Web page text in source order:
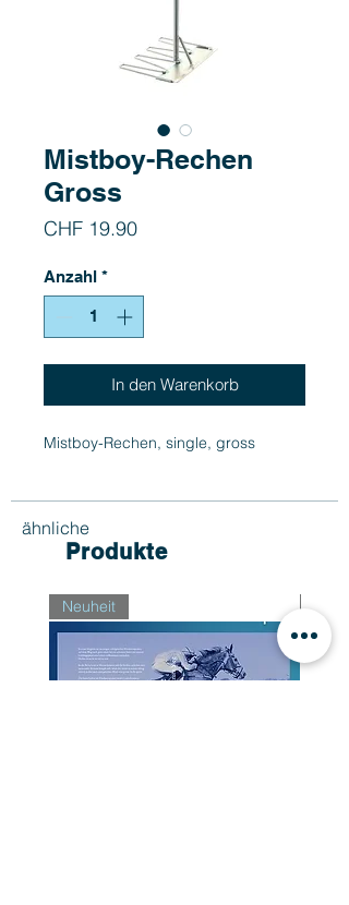
Mistboy-Rechen
Gross
CHF 19.90Preis
Anzahl *
In den Warenkorb
Mistboy-Rechen, single, gross
ähnliche
Produkte
Neuheit